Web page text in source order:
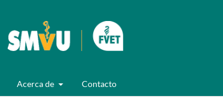
Acerca de Contacto